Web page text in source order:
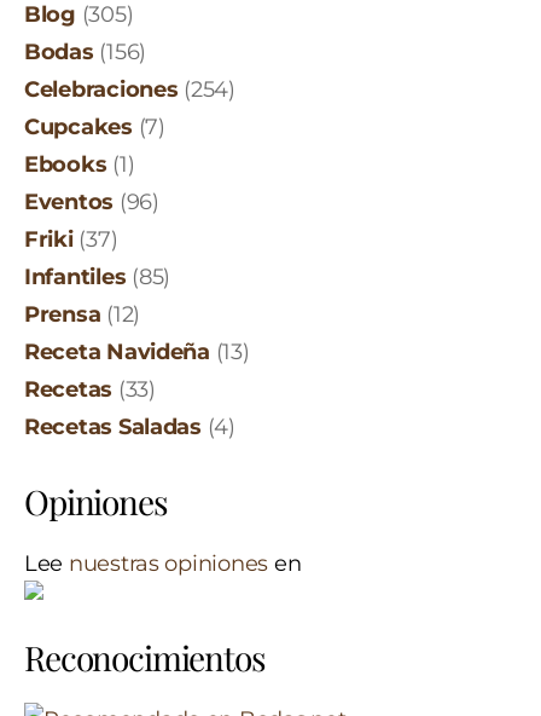
Blog (305)
Bodas (156)
Celebraciones (254)
Cupcakes (7)
Ebooks (1)
Eventos (96)
Friki(37)
Infantiles (85)
Prensa (12)
Receta Navideña (13)
Recetas (33)
Recetas Saladas (4)
Opiniones
Lee nuestras opiniones en
Reconocimientos